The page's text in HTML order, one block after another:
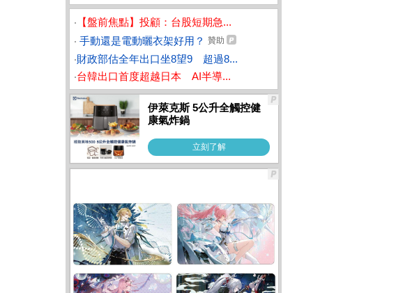
‧ 【盤前焦點】投顧：台股短期急...
‧ 手動還是電動曬衣架好用？ 贊助
‧財政部估全年出口坐8望9 超過8...
‧台韓出口首度超越日本 AI半導...